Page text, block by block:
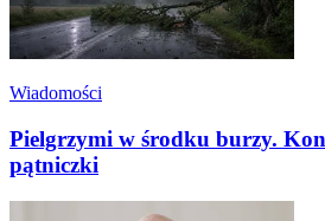
Wiadomości
Pielgrzymi w środku burzy.
pątniczki